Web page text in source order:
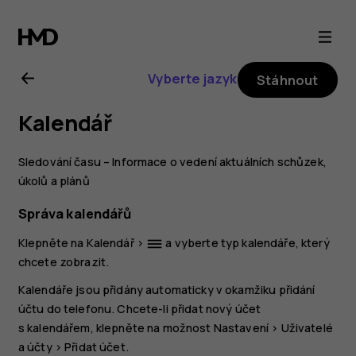
Uživatelská
příručka
k telefonu
Nokia 6.2
Vyberte jazyk Stáhnout
Kalendář
Sledování času – Informace o vedení aktuálních schůzek,
úkolů a plánů
Správa kalendářů
Klepněte na Kalendář> dehaze a vyberte typ kalendáře, který
chcete zobrazit.
Kalendáře jsou přidány automaticky v okamžiku přidání
účtu do telefonu. Chcete-li přidat nový účet
s kalendářem, klepněte na možnost Nastavení > Uživatelé
a účty>Přidat účet.